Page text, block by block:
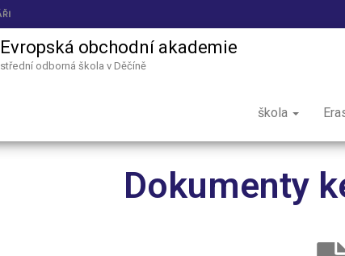
Evropská obchodní akademie
střední odborná škola v Děčíně
škola
Dokumenty